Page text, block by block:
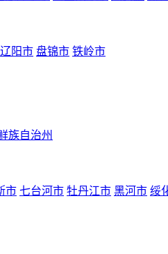
辽阳市 盘锦市 铁岭市
族自治州
市 七台河市 牡丹江市 黑河市 绥